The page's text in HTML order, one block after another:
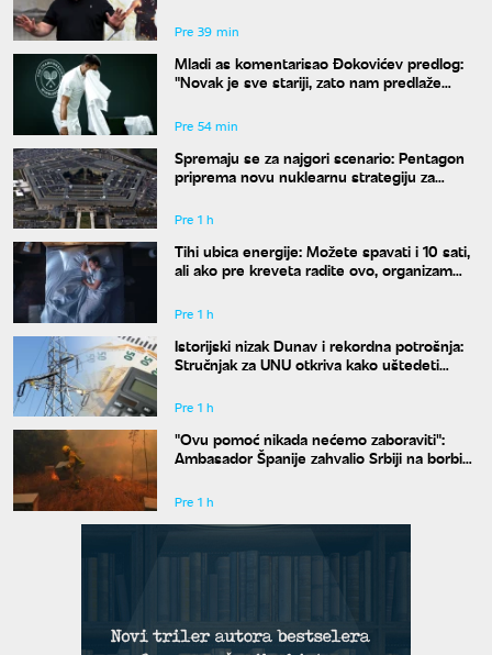
Pre 39 min
Mladi as komentarisao Đokovićev predlog:
"Novak je sve stariji, zato nam predlaže
Pre 54 min
Spremaju se za najgori scenario: Pentagon
priprema novu nuklearnu strategiju za
Pre 1 h
Tihi ubica energije: Možete spavati i 10 sati,
ali ako pre kreveta radite ovo, organizam
Pre 1 h
Istorijski nizak Dunav i rekordna potrošnja:
Stručnjak za UNU otkriva kako uštedeti
Pre 1 h
"Ovu pomoć nikada nećemo zaboraviti":
Ambasador Španije zahvalio Srbiji na borbi
Pre 1 h